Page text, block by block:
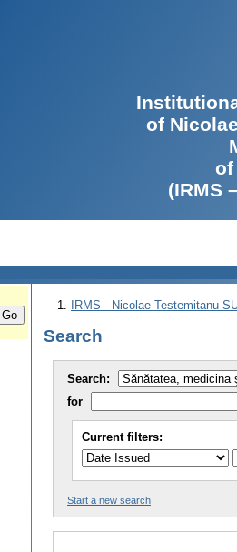
of
of
(IRMS
IRMS - Nicolae Testemitanu
Search
Search:
for
Current filters:
Start a new search